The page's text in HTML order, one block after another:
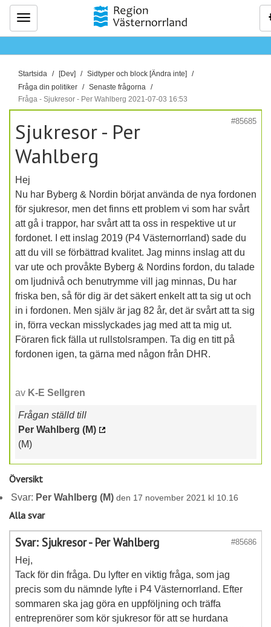
Meny
D
u
ä
h
ä
r
:
Startsida [Dev]
Sidtyper och block [Ändra inte]
Fråga din politiker
Senaste frågorna
Fråga - Sjukresor - Per Wahlberg 2021-07-03 16:53
#85685
Sjukresor - Per
Wahlberg
Hej
Nu har Byberg & Nordin börjat använda de nya fordonen
för sjukresor, men det finns ett problem vi som har svårt
att gå i trappor, har svårt att ta oss in respektive ut ur
fordonet. I ett inslag 2019 (P4 Västernorrland) sade du
att du vill se förbättrad kvalitet. Jag minns inslag att du
var ute och provåkte Byberg & Nordins fordon, du talade
om ljudnivå och benutrymme vill jag minnas, Du har
friska ben, så för dig är det säkert enkelt att ta sig ut och
in i fordonen. Men själv är jag 82 år, det är svårt att ta sig
in, förra veckan misslyckades jag med att ta mig ut.
Föraren fick fälla ut rullstolsrampen. Ta dig en titt på
fordonen igen, ta gärna med någon från DHR.
av K-E Sellgren
Frågan ställd till
Per Wahlberg (M)
(M)
Översikt
Svar: Per Wahlberg (M) den 17 november 2021 kl 10.16
Alla svar
#85686
Svar: Sjukresor - Per Wahlberg
Hej,
Tack för din fråga. Du lyfter en viktig fråga, som jag
precis som du nämnde lyfte i P4 Västernorrland. Efter
sommaren ska jag göra en uppföljning och träffa
entreprenörer som kör sjukresor för att se hurdana